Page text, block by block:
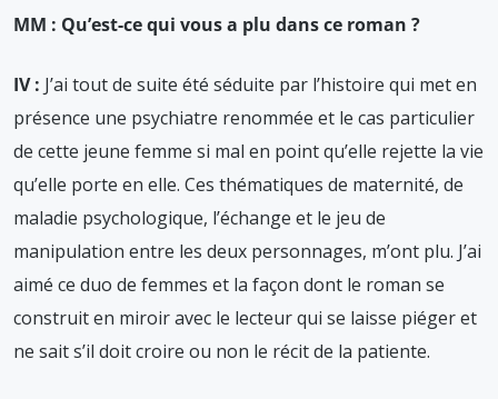
MM : Qu’est-ce qui vous a plu dans ce roman ?
IV : J’ai tout de suite été séduite par l’histoire qui met en
présence une psychiatre renommée et le cas particulier
de cette jeune femme si mal en point qu’elle rejette la vie
qu’elle porte en elle. Ces thématiques de maternité, de
maladie psychologique, l’échange et le jeu de
manipulation entre les deux personnages, m’ont plu. J’ai
aimé ce duo de femmes et la façon dont le roman se
construit en miroir avec le lecteur qui se laisse piéger et
ne sait s’il doit croire ou non le récit de la patiente.